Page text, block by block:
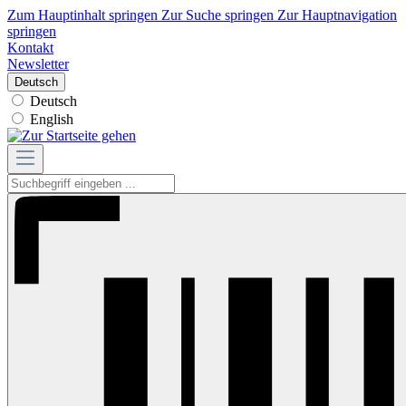
Zum Hauptinhalt springen Zur Suche springen Zur Hauptnavigation
springen
Kontakt
Newsletter
Deutsch
Deutsch
English